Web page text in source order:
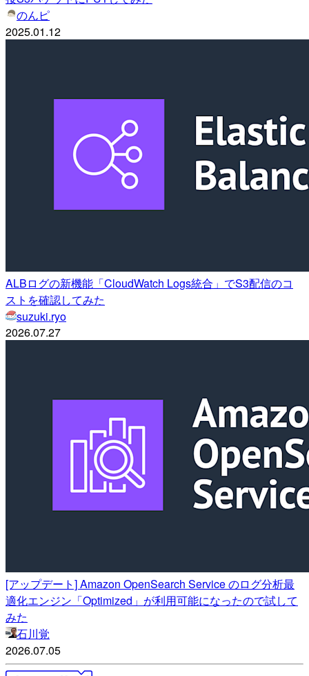
のんピ
2025.01.12
ALBログの新機能「CloudWatch Logs統合」でS3配信のコ
ストを確認してみた
suzuki.ryo
2026.07.27
[アップデート] Amazon OpenSearch Service のログ分析最
適化エンジン「Optimized」が利用可能になったので試して
みた
石川覚
2026.07.05